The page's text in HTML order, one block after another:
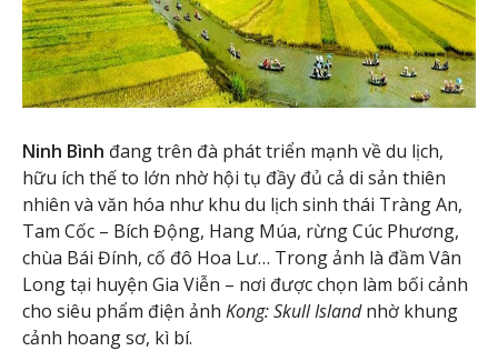
Ninh Bình đang trên đà phát triển mạnh về du lịch,
hữu ích thế to lớn nhờ hội tụ đầy đủ cả di sản thiên
nhiên và văn hóa như khu du lịch sinh thái Tràng An,
Tam Cốc – Bích Động, Hang Múa, rừng Cúc Phương,
chùa Bái Đính, cố đô Hoa Lư… Trong ảnh là đầm Vân
Long tại huyện Gia Viễn – nơi được chọn làm bối cảnh
cho siêu phẩm điện ảnh Kong: Skull Islandnhờ khung
cảnh hoang sơ, kì bí.